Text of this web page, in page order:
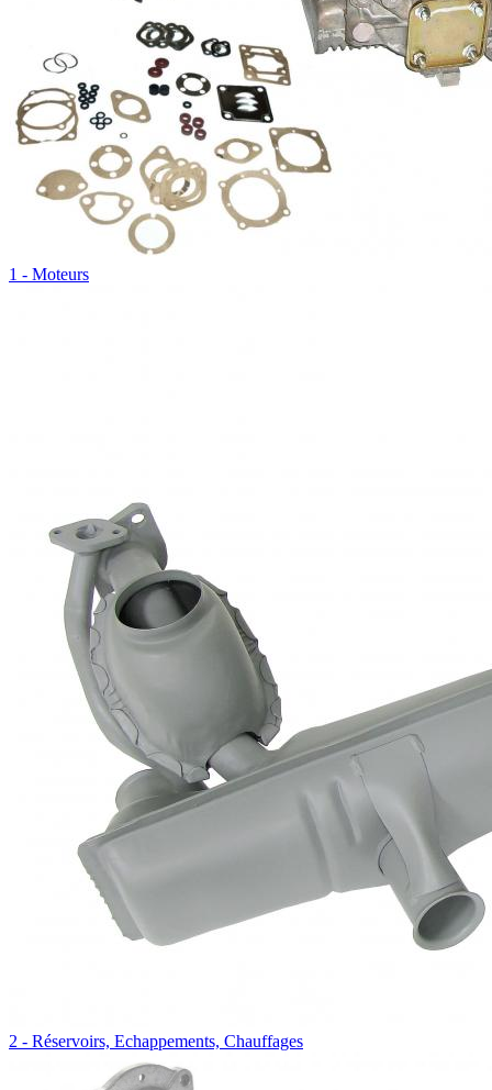
1 - Moteurs
2 - Réservoirs, Echappements, Chauffages